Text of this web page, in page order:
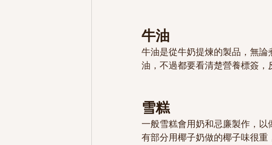
牛油
牛油是從牛奶提煉的製品，無
油，不過都要看清楚營養標簽，
雪糕
一般雪糕會用奶和忌廉製作，以
有部分用椰子奶做的椰子味很重